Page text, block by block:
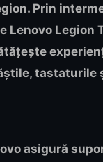
Prin
Legion
tastaturile
asigură